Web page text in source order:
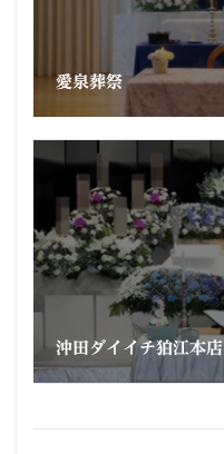
愛泉葬祭
沖田ダイイチ狛江本店